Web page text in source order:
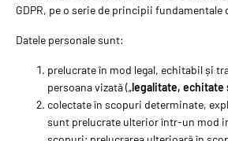
GDPR, pe o serie de principii fundamentale
Datele personale sunt:
prelucrate în mod legal, echitabil și
persoana vizată („legalitate, echitate
colectate în scopuri determinate,
sunt prelucrate ulterior într-un mod